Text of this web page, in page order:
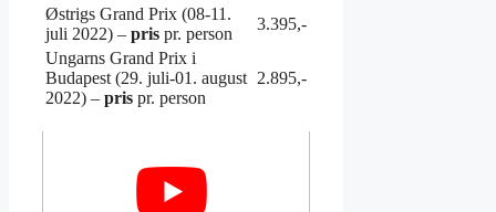
Østrigs Grand Prix (08-11.
juli 2022) – pris pr. person
3.395,-
Ungarns Grand Prix i
Budapest (29. juli-01. august
2022) – pris pr. person
2.895,-